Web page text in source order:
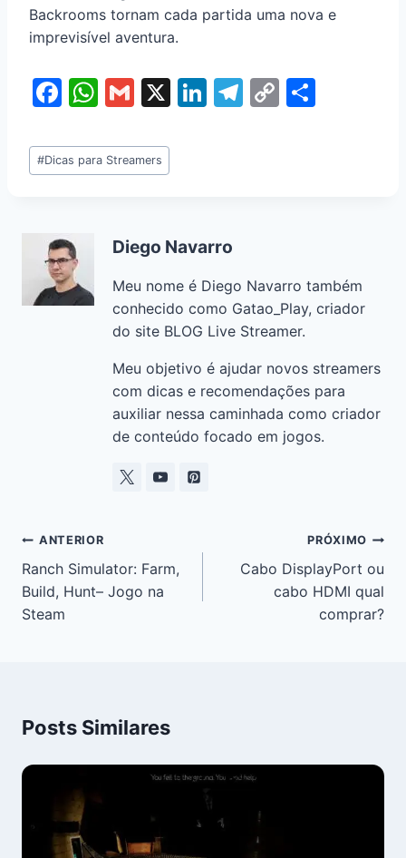
Backrooms tornam cada partida uma nova e
imprevisível aventura.
F
c
e
o
o
k
W
at
s
p
G
ai
l
X
Li
n
T
C
#Dicas para Streamers
Diego Navarro
Meu nome é Diego Navarro também
conhecido como Gatao_Play, criador
do site BLOG Live Streamer.
Meu objetivo é ajudar novos streamers
com dicas e recomendações para
auxiliar nessa caminhada como criador
de conteúdo focado em jogos.
ANTERIOR
Ranch Simulator: Farm,
Build, Hunt– Jogo na
Steam
PRÓXIMO
Cabo DisplayPort ou
cabo HDMI qual
comprar?
Posts Similares